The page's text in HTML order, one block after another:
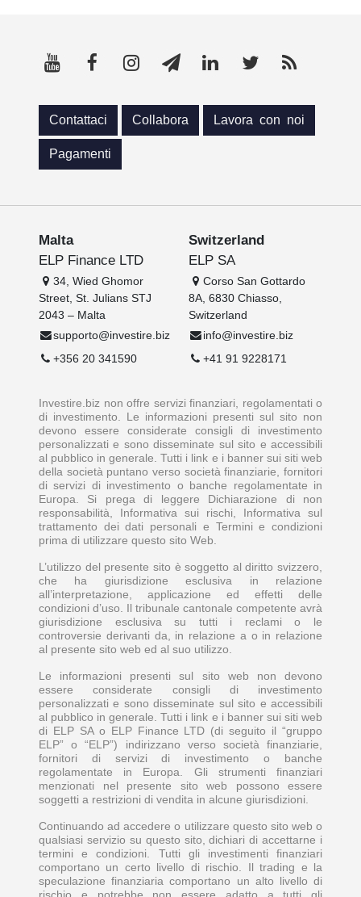
Contattaci Collabora Lavora con noi
Pagamenti
Malta
ELP Finance LTD
34, Wied Ghomor
Street, St. Julians STJ
2043 – Malta
supporto@investire.biz
+356 20 341590
Switzerland
ELP SA
Corso San Gottardo
8A, 6830 Chiasso,
Switzerland
info@investire.biz
+41 91 9228171
Investire.biz non offre servizi finanziari, regolamentati o
di investimento. Le informazioni presenti sul sito non
devono essere considerate consigli di investimento
personalizzati e sono disseminate sul sito e accessibili
al pubblico in generale. Tutti i link e i banner sui siti web
della società puntano verso società finanziarie, fornitori
di servizi di investimento o banche regolamentate in
Europa. Si prega di leggere Dichiarazione di non
responsabilità, Informativa sui rischi, Informativa sul
trattamento dei dati personali e Termini e condizioni
prima di utilizzare questo sito Web.
L’utilizzo del presente sito è soggetto al diritto svizzero,
che ha giurisdizione esclusiva in relazione
all’interpretazione, applicazione ed effetti delle
condizioni d’uso. Il tribunale cantonale competente avrà
giurisdizione esclusiva su tutti i reclami o le
controversie derivanti da, in relazione a o in relazione
al presente sito web ed al suo utilizzo.
Le informazioni presenti sul sito web non devono
essere considerate consigli di investimento
personalizzati e sono disseminate sul sito e accessibili
al pubblico in generale. Tutti i link e i banner sui siti web
di ELP SA o ELP Finance LTD (di seguito il “gruppo
ELP” o “ELP”) indirizzano verso società finanziarie,
fornitori di servizi di investimento o banche
regolamentate in Europa. Gli strumenti finanziari
menzionati nel presente sito web possono essere
soggetti a restrizioni di vendita in alcune giurisdizioni.
Continuando ad accedere o utilizzare questo sito web o
qualsiasi servizio su questo sito, dichiari di accettarne i
termini e condizioni. Tutti gli investimenti finanziari
comportano un certo livello di rischio. Il trading e la
speculazione finanziaria comportano un alto livello di
rischio e potrebbe non essere adatto a tutti gli